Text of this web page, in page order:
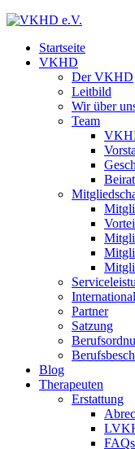
Startseite
VKHD
Der VKHD
Leitbild
Wir über
Team
Beirat
Partner
Satzung
Blog
Therapeuten
Erstattung